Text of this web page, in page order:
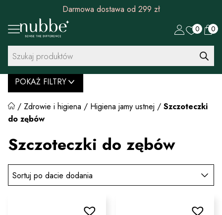
Darmowa dostawa od 299 zł
0 0
Wyszukiwarka
produktów
POKAŻ FILTRY
/ Zdrowie i higiena / Higiena jamy ustnej / Szczoteczki
do zębów
Szczoteczki do zębów